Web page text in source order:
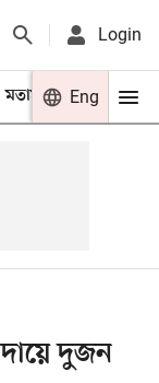
Login
মতামত খেলা
Eng
দুজন